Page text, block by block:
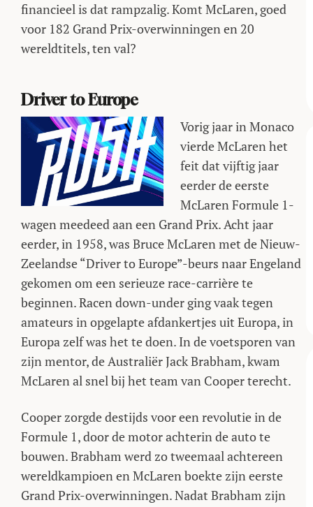
financieel is dat rampzalig. Komt McLaren, goed
voor 182 Grand Prix-overwinningen en 20
wereldtitels, ten val?
Driver to Europe
Vorig jaar in Monaco
vierde McLaren het
feit dat vijftig jaar
eerder de eerste
McLaren Formule 1-
wagen meedeed aan een Grand Prix. Acht jaar
eerder, in 1958, was Bruce McLaren met de Nieuw-
Zeelandse “Driver to Europe”-beurs naar Engeland
gekomen om een serieuze race-carrière te
beginnen. Racen down-under ging vaak tegen
amateurs in opgelapte afdankertjes uit Europa, in
Europa zelf was het te doen. In de voetsporen van
zijn mentor, de Australiër Jack Brabham, kwam
McLaren al snel bij het team van Cooper terecht.
Cooper zorgde destijds voor een revolutie in de
Formule 1, door de motor achterin de auto te
bouwen. Brabham werd zo tweemaal achtereen
wereldkampioen en McLaren boekte zijn eerste
Grand Prix-overwinningen. Nadat Brabham zijn